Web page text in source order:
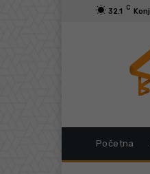
32.1 C
Početna